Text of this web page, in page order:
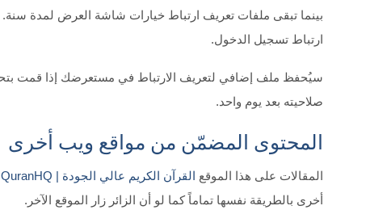
بينما تبقى ملفات تعريف ارتباط خيارات شاشة العرض لمدة
ارتباط تسجيل الدخول.
سيُحفظ ملف إضافي لتعريف الارتباط في مستعرضك إذا قمت
صلاحيته بعد يوم واحد.
المحتوى المضمّن من مواقع ويب أخرى
المقالات على هذا الموقع القرآن الكريم عالي الجودة | QuranHQ
أخرى بالطريقة نفسها تماماً كما لو أن الزائر زار الموقع الآخر.